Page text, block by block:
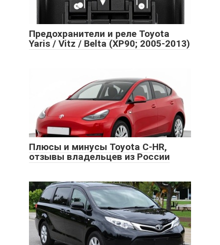
Предохранители и реле Toyota
Yaris / Vitz / Belta (XP90; 2005-2013)
Плюсы и минусы Toyota C-HR,
отзывы владельцев из России